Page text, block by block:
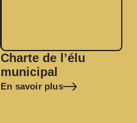
Charte de l’élu
municipal
En savoir plus